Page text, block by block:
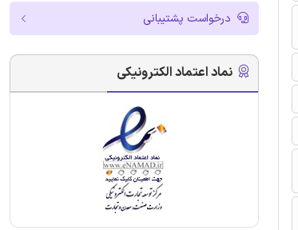
درخواست پشتیبانی
نماد اعتماد الکترونیکی